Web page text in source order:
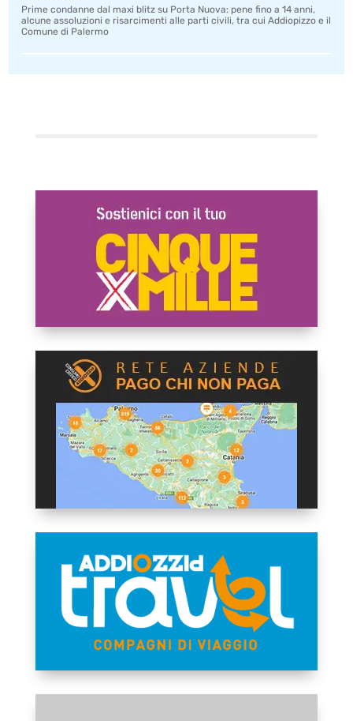
Prime condanne dal maxi blitz su Porta Nuova: pene fino a 14 anni,
alcune assoluzioni e risarcimenti alle parti civili, tra cui Addiopizzo e il
Comune di Palermo